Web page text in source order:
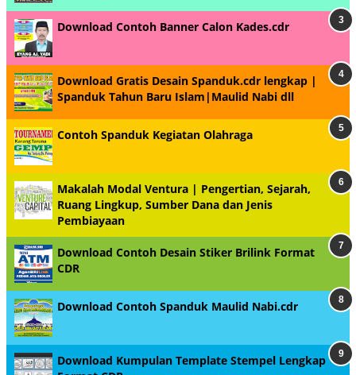
Download Contoh Banner Calon Kades.cdr
Download Gratis Desain Spanduk.cdr lengkap |
Spanduk Tahun Baru Islam|Maulid Nabi dll
Contoh Spanduk Kegiatan Olahraga
Makalah Modal Ventura | Pengertian, Sejarah,
Ruang Lingkup, Sumber Dana dan Jenis
Pembiayaan
Download Contoh Desain Stiker Brilink Format
CDR
Download Contoh Spanduk Maulid Nabi.cdr
Download Kumpulan Template Stempel Lengkap